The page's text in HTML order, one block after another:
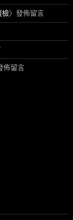
檢〉發佈留言
佈留言